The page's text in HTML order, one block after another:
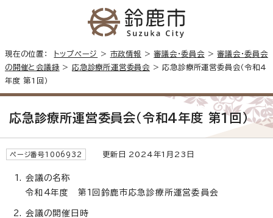
現在の位置： トップページ > 市政情報 >審議会・委員会 >審議会・委員会
の開催と会議録 > 応急診療所運営委員会 > 応急診療所運営委員会（令和4
年度 第1回）
応急診療所運営委員会（令和4年度 第1回）
ページ番号1006932 更新日 2024年1月23日
会議の名称
令和4年度 第1回鈴鹿市応急診療所運営委員会
会議の開催日時